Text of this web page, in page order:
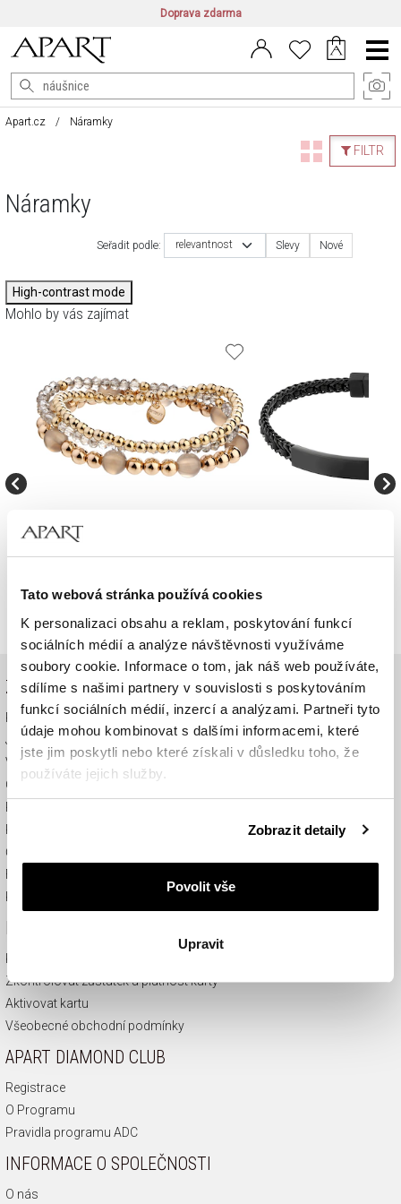
Tato webová stránka používá cookies
K personalizaci obsahu a reklam, poskytování funkcí
sociálních médií a analýze návštěvnosti využíváme
soubory cookie. Informace o tom, jak náš web používáte,
sdílíme s našimi partnery v souvislosti s poskytováním
funkcí sociálních médií, inzercí a analýzami. Partneři tyto
údaje mohou kombinovat s dalšími informacemi, které
jste jim poskytli nebo které získali v důsledku toho, že
používáte jejich služby.
Zásadách ochrany osobních údajů
Zobrazit detaily
Povolit vše
Upravit
Doprava zdarma
CZ/CZK | EN/EUR PL/PLN
Main
Menu
Apart.cz Náramky
FILTR
Náramky
Seřadit podle: relevantnost Slevy Nové
High-contrast mode
Mohlo by vás zajímat
Pozlacený náramek z mosazi s acháty a
skleněnými detaily
ZÁKAZNICKÉ SLUŽBY
Platba a doručení
Jak objednat
Vrácení zboží
Obchodní podmínky
Právo zrušit smlouvu
Reklamace
České puncovní značky
FAQ
Kontakt
DÁRKOVÉ KARTY
Koupit dárkovou kartu
Zkontrolovat zůstatek a platnost karty
Aktivovat kartu
Všeobecné obchodní podmínky
APART DIAMOND CLUB
Registrace
O Programu
Pravidla programu ADC
INFORMACE O SPOLEČNOSTI
O nás